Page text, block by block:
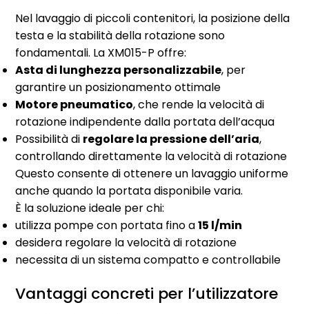
Nel lavaggio di piccoli contenitori, la posizione della
testa e la stabilità della rotazione sono
fondamentali. La XM015-P offre:
Asta di lunghezza personalizzabile, per
garantire un posizionamento ottimale
Motore pneumatico, che rende la velocità di
rotazione indipendente dalla portata dell’acqua
Possibilità di regolare la pressione dell’aria,
controllando direttamente la velocità di rotazione
Questo consente di ottenere un lavaggio uniforme
anche quando la portata disponibile varia.
È la soluzione ideale per chi:
utilizza pompe con portata fino a15 l/min
desidera regolare la velocità di rotazione
necessita di un sistema compatto e controllabile
Vantaggi concreti per l’utilizzatore